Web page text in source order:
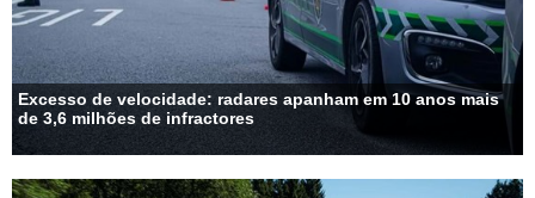
Excesso de velocidade: radares apanham em 10 anos mais
de 3,6 milhões de infractores